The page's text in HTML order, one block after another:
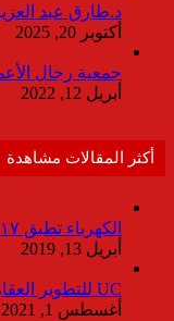
د.طارق عبد
أكتوبر 20, 2025
جمعية رجال
أبريل 12, 2022
أكثر المقالات مشاهدة
الكهرباء تطبق ١٧٪ فوائد على الفواتير المتأخرة بداية من مايو المقبل
أبريل 13, 2019
UC للتطوير العقارى تستعد لاطلاق مشروعها الثالث بالعاصمة خلال أيام
أغسطس 1, 2021